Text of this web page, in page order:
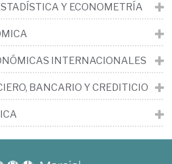
Y ECONOMETRÍA
INTERNACIONALES
BANCARIO Y CREDITICIO